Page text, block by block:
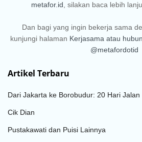
metafor.id , silakan baca lebih
Dan bagi yang ingin bekerja sama
kunjungi halaman Kerjasama atau
@metafordotid
Artikel Terbaru
Dari Jakarta ke Borobudur: 20 Hari Jalan
Cik Dian
Pustakawati dan Puisi Lainnya